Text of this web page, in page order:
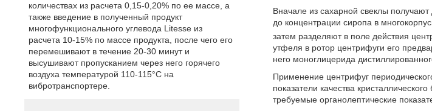
Вначале из сахарной свеклы
до концентрации сиропа в
затем разделяют в поле действия
утфеля в ротор центрифуги его
него моноглицерида
Применение центрифуг
показатели качества
требуемые органолептические
количествах из расчета 0,15-0,20% по ее массе, а
также введение в полученный продукт
многофункционального углевода Litesse из
расчета 10-15% по массе продукта, после чего его
перемешивают в течение 20-30 минут и
высушивают пропусканием через него горячего
воздуха температурой 110-115°С на
вибротранспортере.